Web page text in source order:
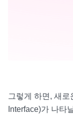
그렇게 하면, 새
Interface)가 나타